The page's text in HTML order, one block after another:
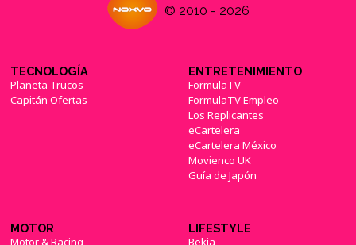
© 2010 - 2026
TECNOLOGÍA
Planeta Trucos
Capitán Ofertas
ENTRETENIMIENTO
FormulaTV
FormulaTV Empleo
Los Replicantes
eCartelera
eCartelera México
Movienco UK
Guía de Japón
MOTOR
Motor & Racing
LIFESTYLE
Bekia